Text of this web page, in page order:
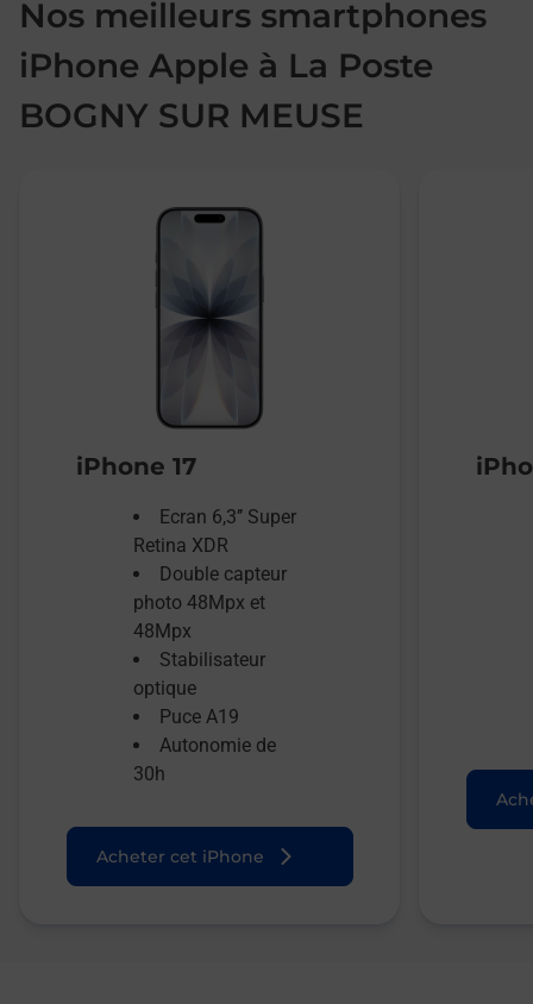
Nos meilleurs smartphones
iPhone Apple à La Poste
BOGNY SUR MEUSE
iPhone 17
Ecran 6,3’’ Super
Retina XDR
Double capteur
photo 48Mpx et
48Mpx
Stabilisateur
optique
Puce A19
Autonomie de
30h
Acheter cet iPhone